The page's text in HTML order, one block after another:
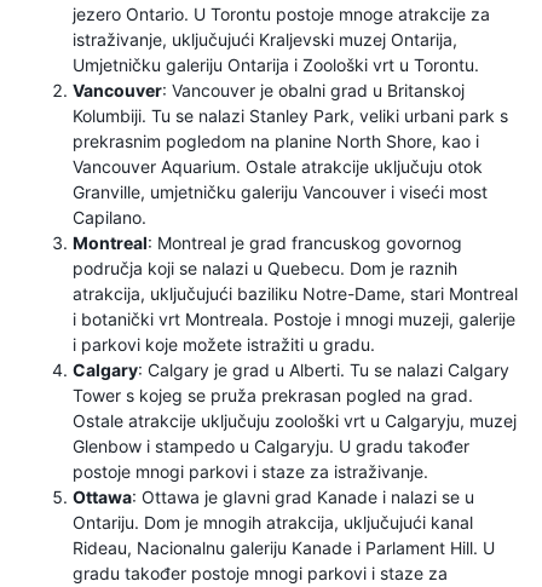
jezero Ontario. U Torontu postoje mnoge atrakcije za
istraživanje, uključujući Kraljevski muzej Ontarija,
Umjetničku galeriju Ontarija i Zoološki vrt u Torontu.
Vancouver: Vancouver je obalni grad u Britanskoj
Kolumbiji. Tu se nalazi Stanley Park, veliki urbani park s
prekrasnim pogledom na planine North Shore, kao i
Vancouver Aquarium. Ostale atrakcije uključuju otok
Granville, umjetničku galeriju Vancouver i viseći most
Capilano.
Montreal: Montreal je grad francuskog govornog
područja koji se nalazi u Quebecu. Dom je raznih
atrakcija, uključujući baziliku Notre-Dame, stari Montreal
i botanički vrt Montreala. Postoje i mnogi muzeji, galerije
i parkovi koje možete istražiti u gradu.
Calgary: Calgary je grad u Alberti. Tu se nalazi Calgary
Tower s kojeg se pruža prekrasan pogled na grad.
Ostale atrakcije uključuju zoološki vrt u Calgaryju, muzej
Glenbow i stampedo u Calgaryju. U gradu također
postoje mnogi parkovi i staze za istraživanje.
Ottawa: Ottawa je glavni grad Kanade i nalazi se u
Ontariju. Dom je mnogih atrakcija, uključujući kanal
Rideau, Nacionalnu galeriju Kanade i Parlament Hill. U
gradu također postoje mnogi parkovi i staze za